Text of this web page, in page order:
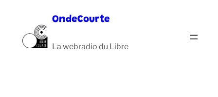
contenu
OndeCourte
La webradio du Libre